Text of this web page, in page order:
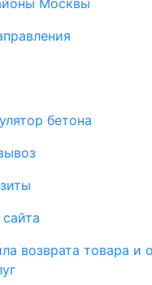
бетона
возврата товара и